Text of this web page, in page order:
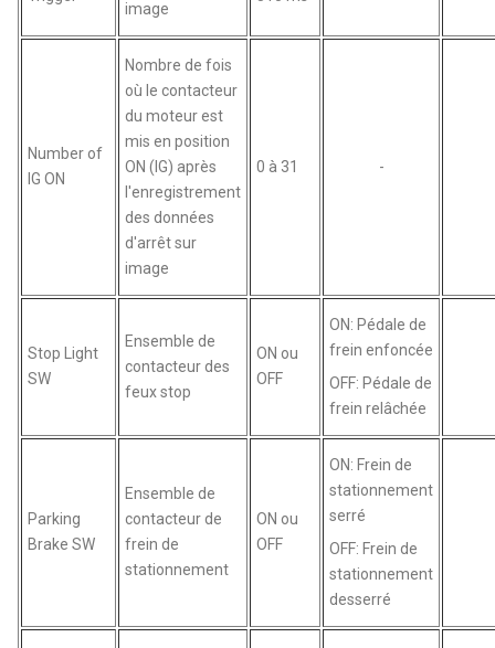
image
Number of
IG ON
Nombre de fois
où le contacteur
du moteur est
mis en position
ON (IG) après
l'enregistrement
des données
d'arrêt sur
image
0 à 31 -
Stop Light
SW
Ensemble de
contacteur des
feux stop
ON ou
OFF
ON: Pédale de
frein enfoncée
OFF: Pédale de
frein relâchée
Parking
Brake SW
Ensemble de
contacteur de
frein de
stationnement
ON ou
OFF
ON: Frein de
stationnement
serré
OFF: Frein de
stationnement
desserré